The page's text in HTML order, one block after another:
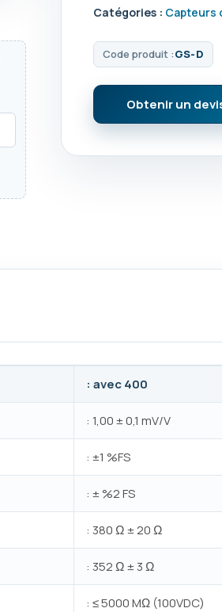
Catégories : Capteurs
Code produit :GS-D
Obtenir un
: avec 400
: 1,00 ± 0,1 mV/V
: ±1 %FS
: ± %2 FS
: 380 Ω ± 20 Ω
: 352 Ω ± 3 Ω
: ≤ 5000 MΩ (100VDC)